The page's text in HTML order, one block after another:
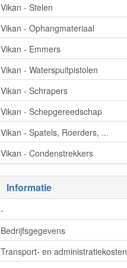
Vikan - Stelen
Vikan - Ophangmateriaal
Vikan - Emmers
Vikan - Waterspuitpistolen
Vikan - Schrapers
Vikan - Schepgereedschap
Vikan - Spatels, Roerders, ...
Vikan - Condenstrekkers
Informatie
-
Bedrijfsgegevens
Transport- en administratiekosten